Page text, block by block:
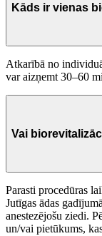
Kāds ir vienas
Atkarībā no
var aizņemt 30–60
Vai
Parasti procedūras
Jutīgas ādas
anestezējošu ziedi.
un/vai pietūkums,